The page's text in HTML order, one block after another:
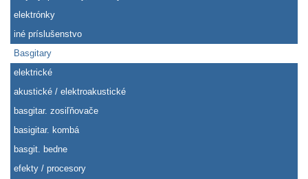
elektrónky
iné príslušenstvo
Basgitary
elektrické
akustické / elektroakustické
basgitar. zosiľňovače
basigitar. kombá
basgit. bedne
efekty / procesory